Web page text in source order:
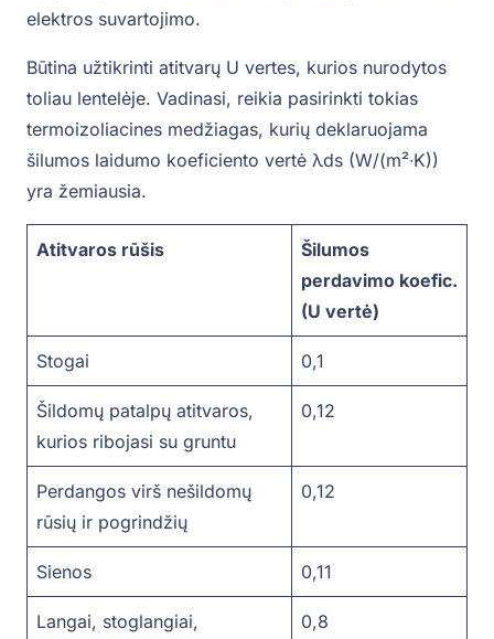
elektros suvartojimo.
Būtina užtikrinti atitvarų U vertes, kurios nurodytos
toliau lentelėje. Vadinasi, reikia pasirinkti tokias
termoizoliacines medžiagas, kurių deklaruojama
šilumos laidumo koeficiento vertė λds (W/(m²∙K))
yra žemiausia.
Atitvaros rūšis
Šilumos
perdavimo koefic.
(U vertė)
Stogai 0,1
Šildomų patalpų atitvaros,
kurios ribojasi su gruntu
0,12
Perdangos virš nešildomų
rūsių ir pogrindžių
0,12
Sienos 0,11
Langai, stoglangiai,
0,8